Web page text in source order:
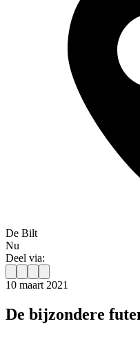
De Bilt
Nu
Deel via:
10 maart 2021
De bijzondere